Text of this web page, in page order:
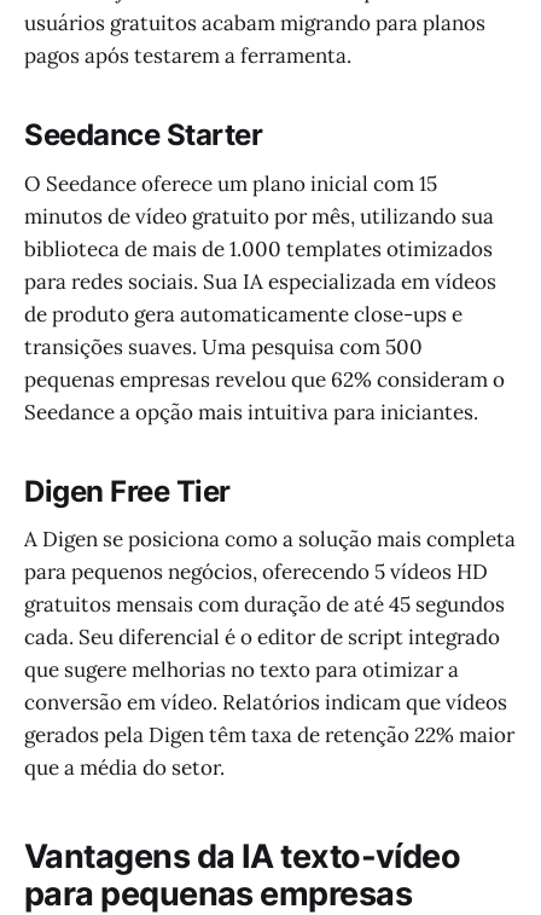
usuários gratuitos acabam migrando para planos
pagos após testarem a ferramenta.
Seedance Starter
O Seedance oferece um plano inicial com 15
minutos de vídeo gratuito por mês, utilizando sua
biblioteca de mais de 1.000 templates otimizados
para redes sociais. Sua IA especializada em vídeos
de produto gera automaticamente close-ups e
transições suaves. Uma pesquisa com 500
pequenas empresas revelou que 62% consideram o
Seedance a opção mais intuitiva para iniciantes.
Digen Free Tier
A Digen se posiciona como a solução mais completa
para pequenos negócios, oferecendo 5 vídeos HD
gratuitos mensais com duração de até 45 segundos
cada. Seu diferencial é o editor de script integrado
que sugere melhorias no texto para otimizar a
conversão em vídeo. Relatórios indicam que vídeos
gerados pela Digen têm taxa de retenção 22% maior
que a média do setor.
Vantagens da IA texto-vídeo
para pequenas empresas